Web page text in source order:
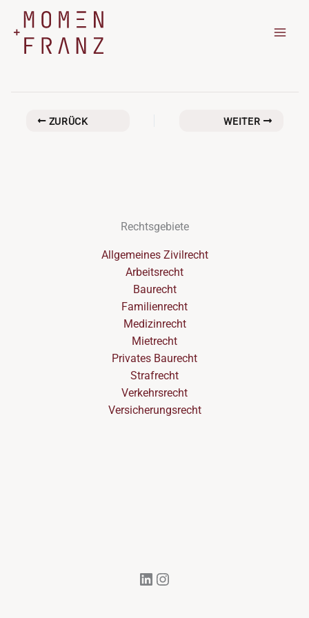
Inhalt
springen
ZURÜCK WEITER
Rechtsgebiete
Allgemeines Zivilrecht
Arbeitsrecht
Baurecht
Familienrecht
Medizinrecht
Mietrecht
Privates Baurecht
Strafrecht
Verkehrsrecht
Versicherungsrecht
LinkedIn
Instagram